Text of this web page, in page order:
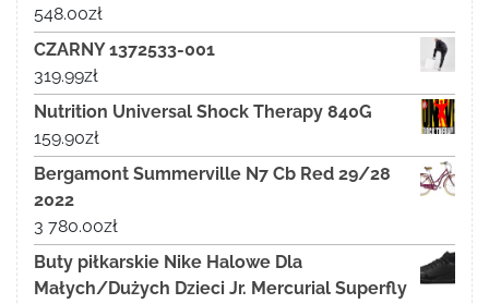
548.00zł
CZARNY 1372533-001
319.99zł
Nutrition Universal Shock Therapy 840G
159.90zł
Bergamont Summerville N7 Cb Red 29/28
2022
3 780.00zł
Buty piłkarskie Nike Halowe Dla
Małych/Dużych Dzieci Jr. Mercurial Superfly